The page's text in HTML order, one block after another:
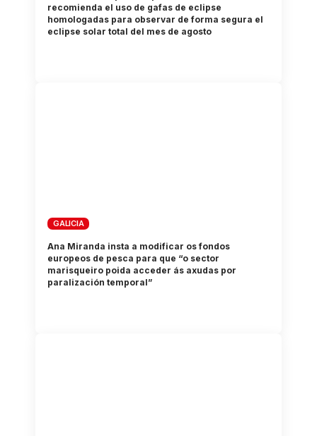
recomienda el uso de gafas de eclipse
homologadas para observar de forma segura el
eclipse solar total del mes de agosto
GALICIA
Ana Miranda insta a modificar os fondos
europeos de pesca para que “o sector
marisqueiro poida acceder ás axudas por
paralización temporal”